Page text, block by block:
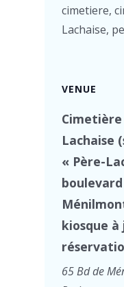
cimetiere,
Lachaise,
VENUE
Lachaise
« Père-
kiosque à
65 Bd de